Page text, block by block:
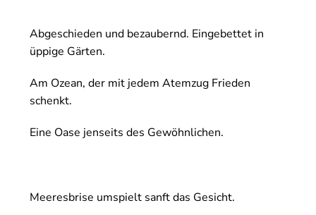
Abgeschieden und bezaubernd. Eingebettet in
üppige Gärten.
Am Ozean, der mit jedem Atemzug Frieden
schenkt.
Eine Oase jenseits des Gewöhnlichen.
Meeresbrise umspielt sanft das Gesicht.